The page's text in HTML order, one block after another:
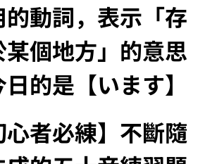
的動詞，表示「存
某個地方」的意思
日的是【います】
心者必練】不斷隨